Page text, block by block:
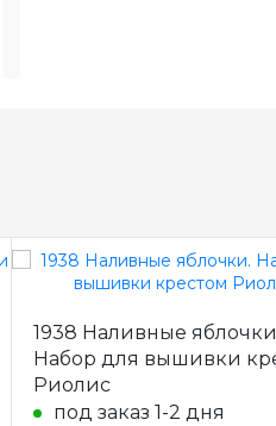
1938 Наливные
Набор для вышивки
Риолис
под заказ 1-2 дня